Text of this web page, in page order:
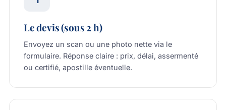
Le devis (sous 2 h)
Envoyez un scan ou une photo nette via le
formulaire. Réponse claire : prix, délai, assermenté
ou certifié, apostille éventuelle.